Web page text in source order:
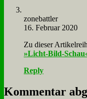
zone­batt­ler
16. Februar 2020
Zu die­ser
»Licht-Bild-
Reply
Kommentar